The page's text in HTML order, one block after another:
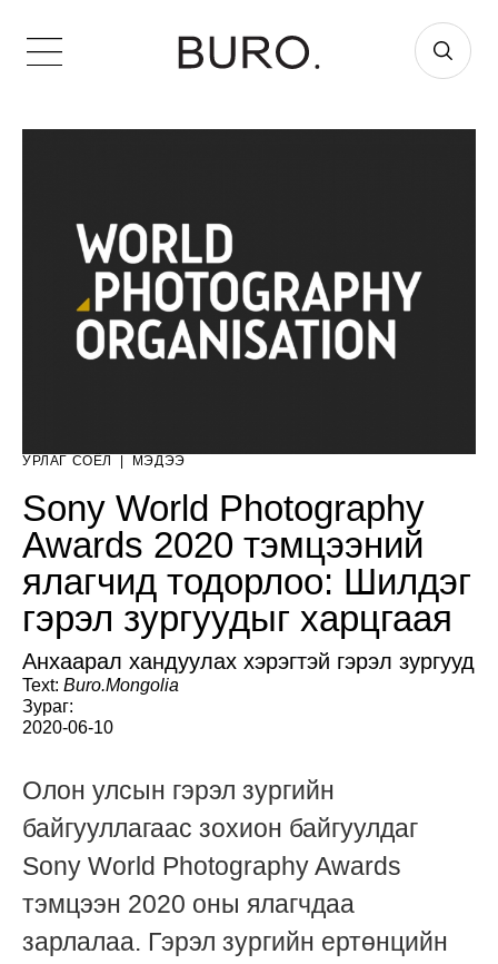
УРЛАГ СОЁЛ МЭДЭЭ
Sony World Photography
Awards 2020 тэмцээний
ялагчид тодорлоо: Шилдэг
гэрэл зургуудыг харцгаая
Анхаарал хандуулах хэрэгтэй гэрэл зургууд
Text: Buro.Mongolia
Зураг:
2020-06-10
Олон улсын гэрэл зургийн
байгууллагаас зохион байгуулдаг
Sony World Photography Awards
тэмцээн 2020 оны ялагчдаа
зарлалаа. Гэрэл зургийн ертөнцийн